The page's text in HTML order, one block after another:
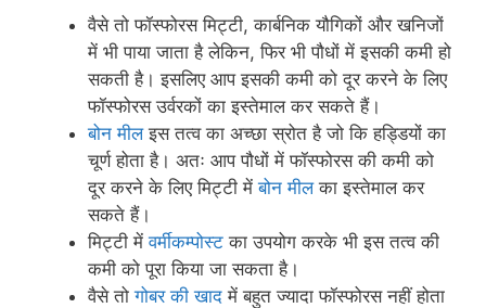
वैसे तो फॉस्फोरस मिट्टी, कार्बनिक यौगिकों और खनिजों
में भी पाया जाता है लेकिन, फिर भी पौधों में इसकी कमी हो
सकती है। इसलिए आप इसकी कमी को दूर करने के लिए
फॉस्फोरस उर्वरकों का इस्तेमाल कर सकते हैं।
बोन मीलइस तत्व का अच्छा स्रोत है जो कि हड्डियों का
चूर्ण होता है। अतः आप पौधों में फॉस्फोरस की कमी को
दूर करने के लिए मिट्टी मेंबोन मीलका इस्तेमाल कर
सकते हैं।
मिट्टी में वर्मीकम्पोस्ट का उपयोग करके भी इस तत्व की
कमी को पूरा किया जा सकता है।
वैसे तोगोबर की खाद में बहुत ज्यादा फॉस्फोरस नहीं होता